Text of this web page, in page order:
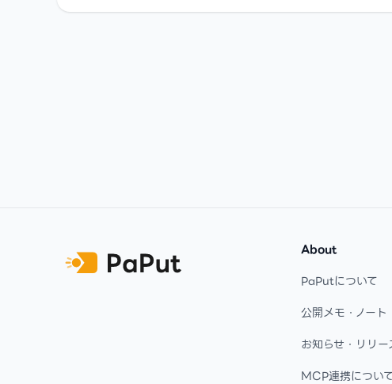
About
PaPutについて
公開メモ・ノート
お知らせ・リリー
MCP連携につい